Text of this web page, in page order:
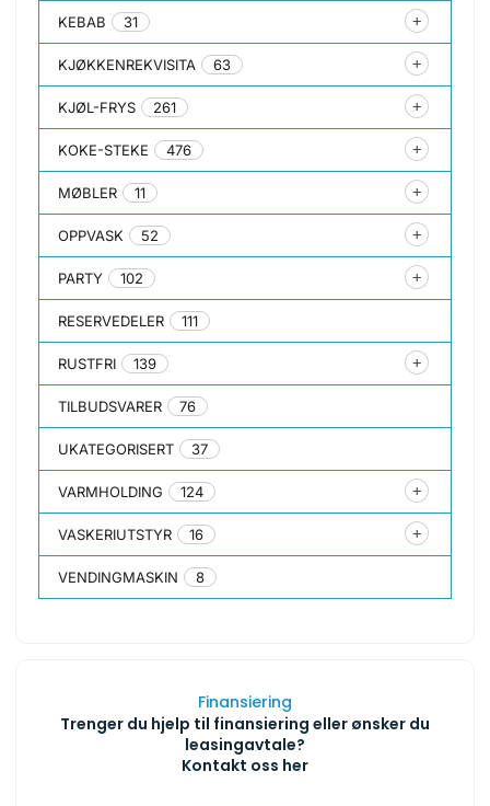
KEBAB 31
KJØKKENREKVISITA 63
KJØL-FRYS 261
KOKE-STEKE 476
MØBLER 11
OPPVASK 52
PARTY 102
RESERVEDELER 111
RUSTFRI 139
TILBUDSVARER 76
UKATEGORISERT 37
VARMHOLDING 124
VASKERIUTSTYR 16
VENDINGMASKIN 8
Finansiering
Trenger du hjelp til finansiering eller ønsker du
leasingavtale?
Kontakt oss her